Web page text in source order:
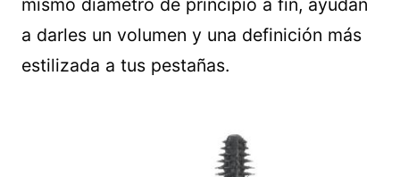
a darles un volumen y una definición más
estilizada a tus pestañas.